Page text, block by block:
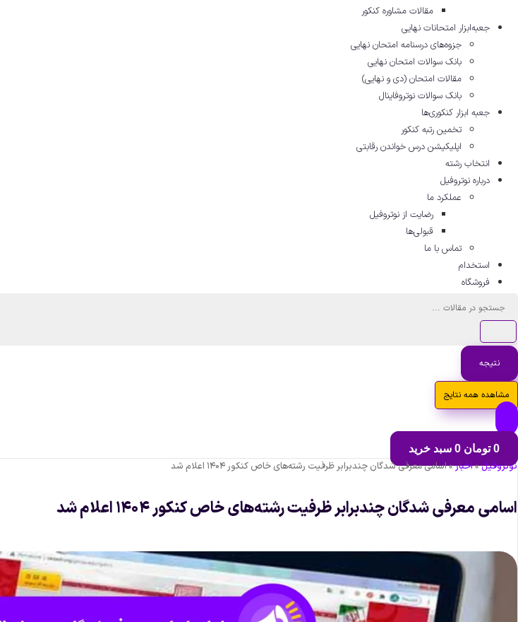
مقالات مشاوره‌ کنکور
جعبه‌ابزار امتحانات نهایی
جزوه‌های درسنامه امتحان نهایی
بانک سوالات امتحان نهایی
مقالات امتحان (دی و نهایی)
بانک سوالات نوتروفاینال
جعبه ابزار کنکوری‌ها
تخمین رتبه کنکور
اپلیکیشن درس خواندن رقابتی
انتخاب رشته
درباره نوتروفیل
عملکرد ما
رضایت از نوتروفیل
قبولی‌ها
تماس با ما
استخدام
فروشگاه
جستجو
نتیجه
مشاهده همه نتایج
0 تومان 0 سبد خرید
نوتروفیل»اخبار»اسامی معرفی شدگان چندبرابر ظرفیت رشته‌های خاص کنکور ۱۴۰۴ اعلام شد
اسامی معرفی شدگان چندبرابر ظرفیت رشته‌های خاص کنکور ۱۴۰۴ اعلام شد